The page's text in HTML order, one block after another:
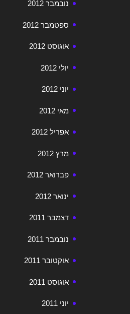
נובמבר 2012
ספטמבר 2012
אוגוסט 2012
יולי 2012
יוני 2012
מאי 2012
אפריל 2012
מרץ 2012
פברואר 2012
ינואר 2012
דצמבר 2011
נובמבר 2011
אוקטובר 2011
אוגוסט 2011
יוני 2011